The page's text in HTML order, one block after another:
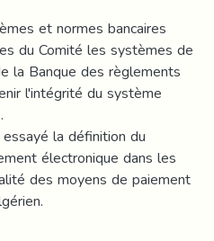
et normes bancaires
du Comité les systèmes de
la Banque des règlements
l'intégrité du système
la définition du
électronique dans les
des moyens de paiement